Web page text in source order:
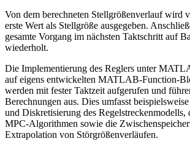
Von dem berechneten Stellgrößenverlauf wird
erste Wert als Stellgröße ausgegeben.
gesamte Vorgang im nächsten Taktschritt auf
wiederholt.
Die Implementierung des Reglers unter
auf eigens entwickelten MATLAB-Function-
werden mit fester Taktzeit aufgerufen und
Berechnungen aus. Dies umfasst
und Diskretisierung des Regelstreckenmodells,
MPC-Algorithmen sowie die
Extrapolation von Störgrößenverläufen.